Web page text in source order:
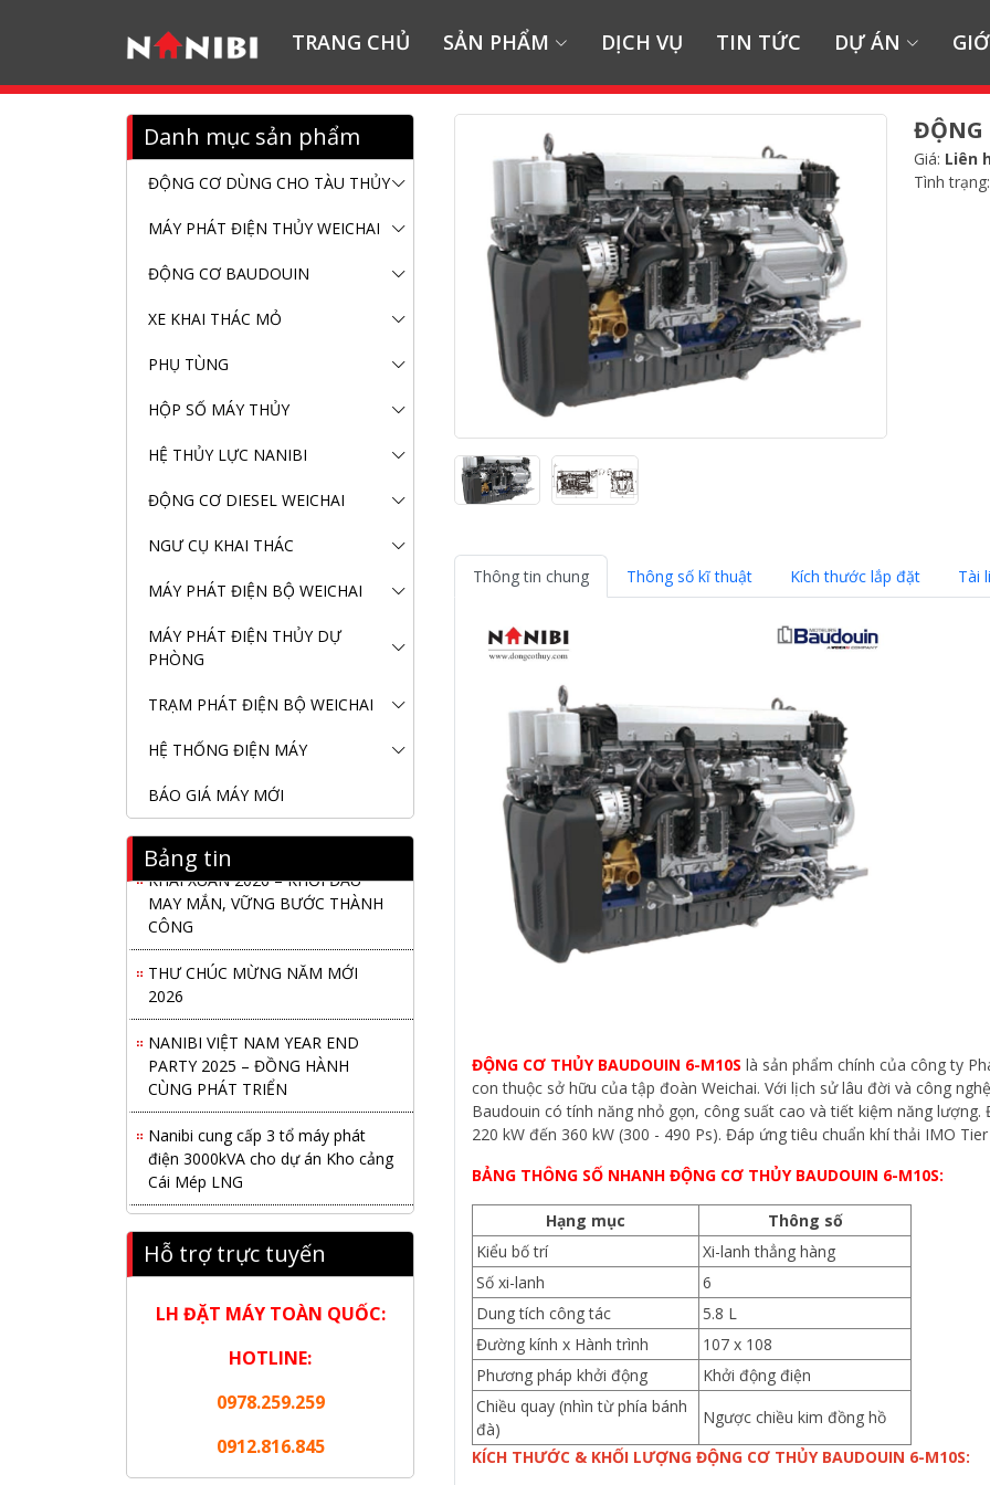
TRANG CHỦ SẢN PHẨM DỊCH VỤ TIN TỨC DỰ ÁN
Danh mục sản phẩm
ĐỘNG CƠ DÙNG CHO TÀU THỦY
MÁY PHÁT ĐIỆN THỦY WEICHAI
ĐỘNG CƠ BAUDOUIN
XE KHAI THÁC MỎ
PHỤ TÙNG
HỘP SỐ MÁY THỦY
HỆ THỦY LỰC NANIBI
ĐỘNG CƠ DIESEL WEICHAI
NGƯ CỤ KHAI THÁC
MÁY PHÁT ĐIỆN BỘ WEICHAI
MÁY PHÁT ĐIỆN THỦY DỰ
PHÒNG
TRẠM PHÁT ĐIỆN BỘ WEICHAI
HỆ THỐNG ĐIỆN MÁY
BÁO GIÁ MÁY MỚI
Bảng tin
Nanibi Cung Cấp Động Cơ Weichai
KHAI XUÂN 2026 – KHỞI ĐẦU
MAY MẮN, VỮNG BƯỚC THÀNH
CÔNG
THƯ CHÚC MỪNG NĂM MỚI
2026
NANIBI VIỆT NAM YEAR END
PARTY 2025 – ĐỒNG HÀNH
CÙNG PHÁT TRIỂN
Nanibi cung cấp 3 tổ máy phát
điện 3000kVA cho dự án Kho cảng
Cái Mép LNG
Hội nghị tổng kết công tác năm
2025 và triển khai nhiệm vụ năm
2026 do chi hội tàu du lịch Hạ
Ninh Bình & kỷ niệm 15 năm phát
Đông tổ chức Hội nghị đối tác
toàn cầu tại Jakarta
Hỗ trợ trực tuyến
LH ĐẶT MÁY TOÀN QUỐC:
HOTLINE:
0978.259.259
0912.816.845
ĐỘNG
Giá: Liên
Tình
Thông tin chung Thông số kĩ thuật Kích thước lắp đặt Tài
ĐỘNG CƠ THỦY BAUDOUIN 6-M10S là sản phẩm chính của công ty
con thuộc sở hữu của tập đoàn Weichai. Với lịch sử lâu đời và công
Baudouin có tính năng nhỏ gọn, công suất cao và tiết kiệm năng
220 kW đến 360 kW (300 - 490 Ps). Đáp ứng tiêu chuẩn khí thải IMO
BẢNG THÔNG SỐ NHANH ĐỘNG CƠ THỦY BAUDOUIN 6-M10S:
Hạng mục
Thông số
Kiểu bố trí
Xi-lanh thẳng hàng
Số xi-lanh
6
Dung tích công tác
5.8 L
Đường kính x Hành trình
107 x 108
Phương pháp khởi động
Khởi động điện
Chiều quay (nhìn từ phía bánh
đà)
Ngược chiều kim đồng hồ
KÍCH THƯỚC & KHỐI LƯỢNG ĐỘNG CƠ THỦY BAUDOUIN 6-M10S: